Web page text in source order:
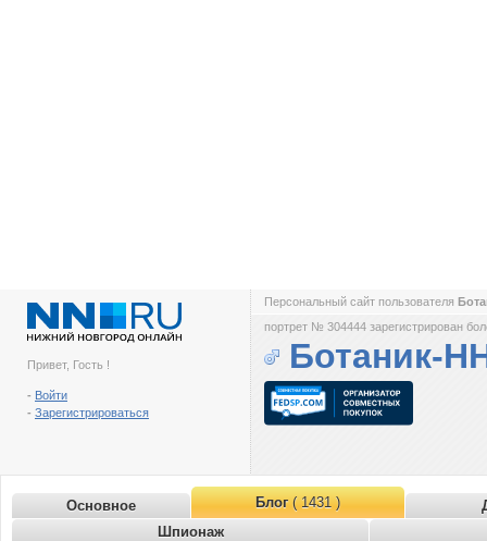
Привет, Гость !
- Войти
- Зарегистрироваться
Персональный сайт пользователя
портрет № 304444 зарегистрирован
Ботаник-
Основное Блог( 1431 )
Шпионаж